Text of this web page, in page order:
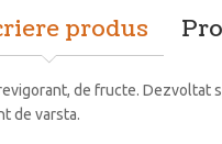
produs
de fructe. Dezvoltat
de varsta.